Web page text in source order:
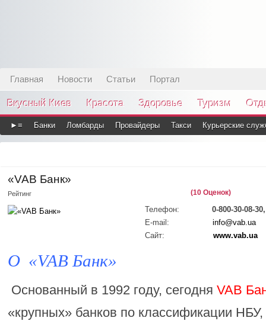
Главная Новости Статьи Портал
Вкусный Киев Красота Здоровье Туризм
►≡ Банки Ломбарды Провайдеры Такси Курьерские
«VAB Банк»
Рейтинг (10 Оценок)
Телефон:
0-800-30-08-
E-mail:
info@vab.ua
Сайт:
www.vab.ua
О «VAB Банк»
Основанный в 1992 году, сегодня VAB
«крупных» банков по классификации